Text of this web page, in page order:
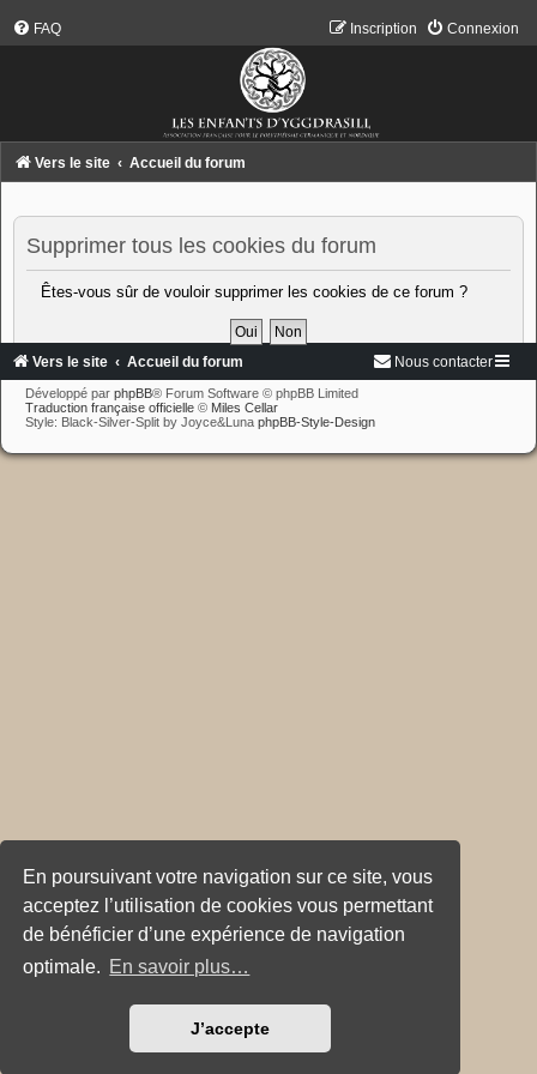
En poursuivant votre navigation sur ce site, vous
acceptez l’utilisation de cookies vous permettant
de bénéficier d’une expérience de navigation
optimale. En savoir plus…
J’accepte
FAQ Connexion
Inscription
Vers le site Accueil du forum
Supprimer tous les cookies du forum
Êtes-vous sûr de vouloir supprimer les cookies de ce forum ?
Vers le site Accueil du forum Nous contacter
Développé par phpBB® Forum Software © phpBB Limited
Traduction française officielle © Miles Cellar
Style: Black-Silver-Split by Joyce&Luna phpBB-Style-Design